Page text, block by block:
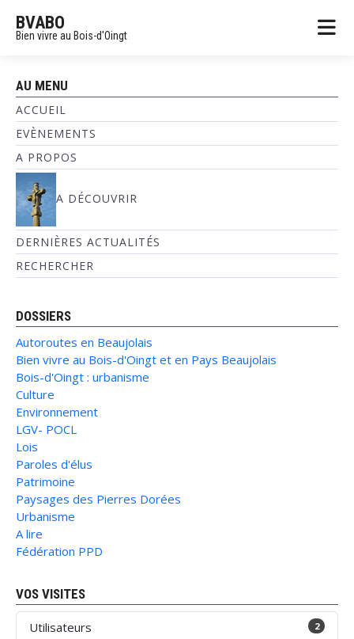
BVABO
Bien vivre au Bois-d'Oingt
AU MENU
ACCUEIL
EVÈNEMENTS
A PROPOS
A DÉCOUVRIR
DERNIÈRES ACTUALITÉS
RECHERCHER
DOSSIERS
Autoroutes en Beaujolais
Bien vivre au Bois-d'Oingt et en Pays Beaujolais
Bois-d'Oingt : urbanisme
Culture
Environnement
LGV- POCL
Lois
Paroles d'élus
Patrimoine
Paysages des Pierres Dorées
Urbanisme
A lire
Fédération PPD
VOS VISITES
Utilisateurs 2